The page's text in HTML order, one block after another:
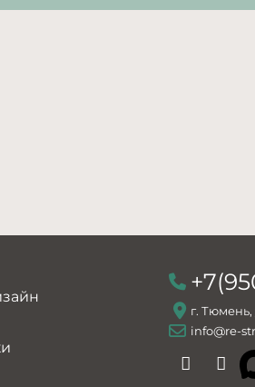
г. Тюмень,
info@re-